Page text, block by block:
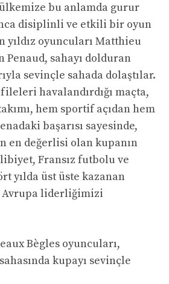
bu anlamda gurur
disiplinli ve etkili bir oyun
yıldız oyuncuları Matthieu
Penaud, sahayı dolduran
sevinçle sahada dolaştılar.
havalandırdığı maçta,
hem sportif açıdan hem
başarısı sayesinde,
en değerlisi olan kupanın
Fransız futbolu ve
yılda üst üste kazanan
Avrupa liderliğimizi
Bègles oyuncuları,
kupayı sevinçle